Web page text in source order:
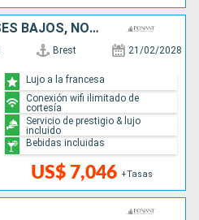
FRANCIA, BÉLGICA, PAISES BAJOS, NORUEGA
Brest 21/02/2028
US$ 7,046 +Tasas
Lujo a la francesa
Conexión wifi ilimitado de
cortesía
Servicio de prestigio & lujo
incluido
Bebidas incluidas